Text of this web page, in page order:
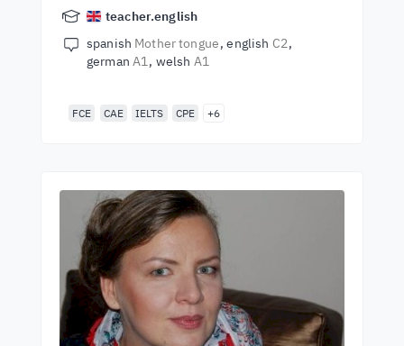
teacher.english
spanish Mother tongue english C2
german A1 welsh A1
FCE CAE IELTS CPE +6